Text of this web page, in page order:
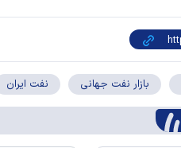
بازار نفت جهانی نفت ایران